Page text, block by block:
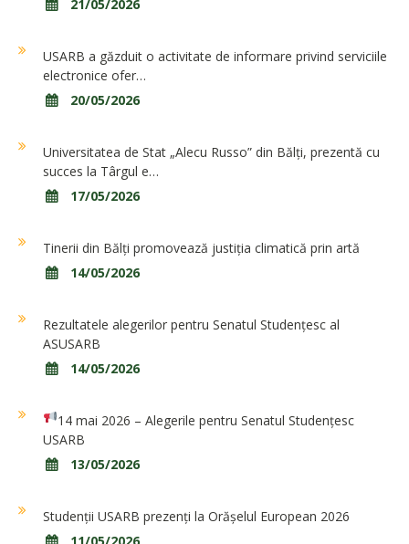
21/05/2026
USARB a găzduit o activitate de informare privind serviciile
electronice ofer…
20/05/2026
Universitatea de Stat „Alecu Russo” din Bălți, prezentă cu
succes la Târgul e…
17/05/2026
Tinerii din Bălți promovează justiția climatică prin artă
14/05/2026
Rezultatele alegerilor pentru Senatul Studențesc al
ASUSARB
14/05/2026
14 mai 2026 – Alegerile pentru Senatul Studențesc
USARB
13/05/2026
Studenții USARB prezenți la Orășelul European 2026